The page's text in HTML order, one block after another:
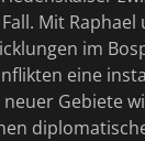
Mit
im
eine
Gebiete